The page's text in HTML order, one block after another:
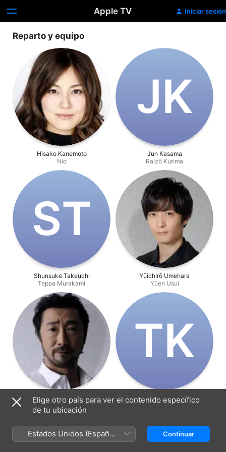
Apple TV Iniciar sesión
Reparto y equipo
Hisako Kanemoto
Nio
J‌K
Jun Kasama
Raizō Kurima
S‌T
Shunsuke Takeuchi
Teppa Murakami
Yūichirō Umehara
Yūen Usui
Akio Ōtsuka
Gerald Kanō
T‌K
Takehito Koyasu
Jinkurō Isarizawa
Elige otro país para ver el contenido específico
de tu ubicación
Estados Unidos (Español
México)
Continuar